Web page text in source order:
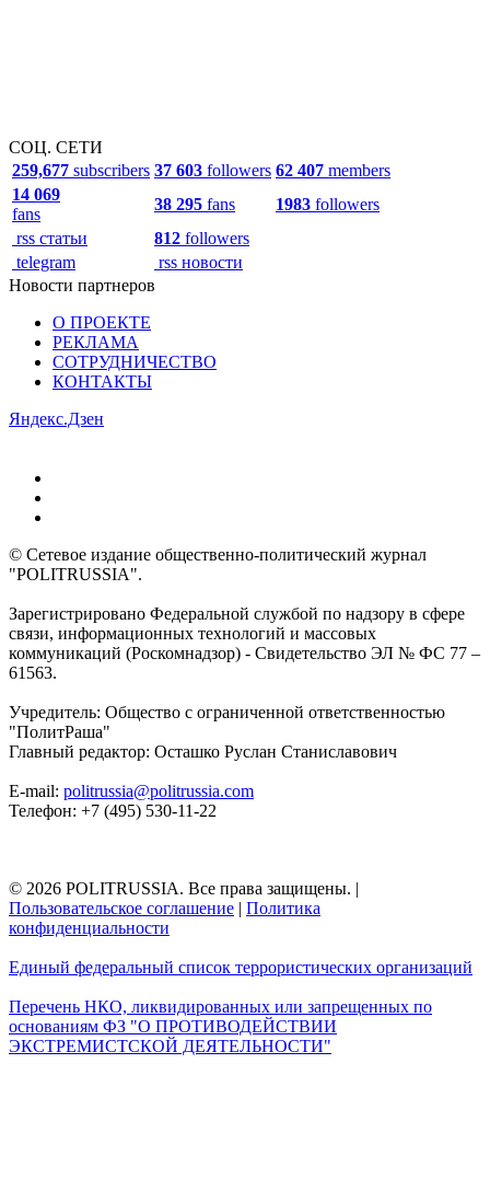
СОЦ. СЕТИ
259,677 subscribers 37 603 followers 62 407 members
14 069
fans
38 295 fans 1983 followers
rss статьи
812 followers
telegram
rss новости
Новости партнеров
О ПРОЕКТЕ
РЕКЛАМА
СОТРУДНИЧЕСТВО
КОНТАКТЫ
Яндекс.Дзен
© Сетевое издание общественно-политический журнал
"POLITRUSSIA".
Зарегистрировано Федеральной службой по надзору в сфере
связи, информационных технологий и массовых
коммуникаций (Роскомнадзор) - Свидетельство ЭЛ № ФС 77 –
61563.
Учредитель: Общество с ограниченной ответственностью
"ПолитРаша"
Главный редактор: Осташко Руслан Станиславович
E-mail: politrussia@politrussia.com
Телефон: +7 (495) 530-11-22
© 2026 POLITRUSSIA. Все права защищены. |
Пользовательское соглашение | Политика
конфиденциальности
Единый федеральный список террористических организаций
Перечень НКО, ликвидированных или запрещенных по
основаниям ФЗ "О ПРОТИВОДЕЙСТВИИ
ЭКСТРЕМИСТСКОЙ ДЕЯТЕЛЬНОСТИ"